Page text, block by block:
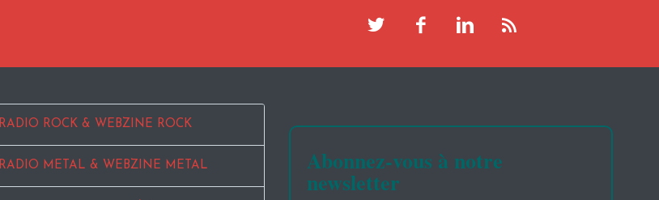
RADIO ROCK & WEBZINE ROCK
RADIO METAL & WEBZINE METAL Abonnez-vous à notre
newsletter